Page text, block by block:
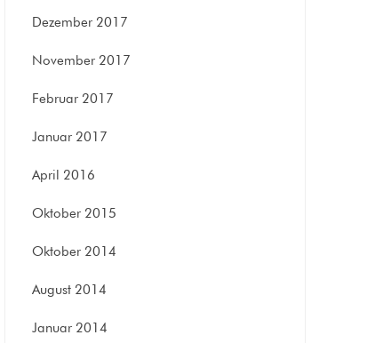
Dezember 2017
November 2017
Februar 2017
Januar 2017
April 2016
Oktober 2015
Oktober 2014
August 2014
Januar 2014